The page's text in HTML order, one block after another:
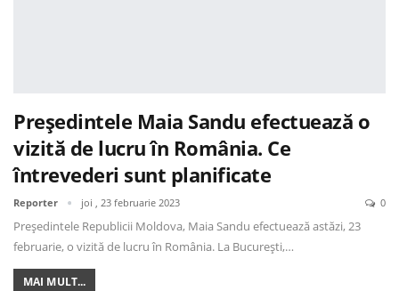
Președintele Maia Sandu efectuează o
vizită de lucru în România. Ce
întrevederi sunt planificate
Reporter joi , 23 februarie 2023 0
Președintele Republicii Moldova, Maia Sandu efectuează astăzi, 23
februarie, o vizită de lucru în România. La București,…
MAI MULT...